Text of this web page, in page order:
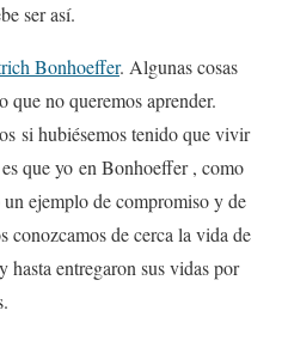
ser así.
Bonhoeffer. Algunas cosas
que no queremos aprender.
si hubiésemos tenido que vivir
que yo en Bonhoeffer , como
ejemplo de compromiso y de
conozcamos de cerca la vida de
hasta entregaron sus vidas por